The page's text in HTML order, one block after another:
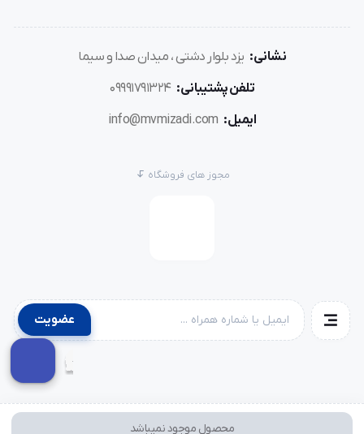
محصول موجود نمیباشد
نشانی: یزد بلوار دشتی ، میدان صدا و سیما
تلفن پشتیبانی: 09991791324
ایمیل: info@mvmizadi.com
مجوز های فروشگاه
عضویت